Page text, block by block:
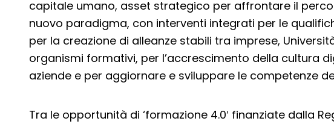
capitale umano, asset strategico per affrontare il
nuovo paradigma, con interventi integrati per le
per la creazione di alleanze stabili tra imprese,
organismi formativi, per l’accrescimento della cultura
aziende e per aggiornare e sviluppare le competenze
Tra le opportunità di ‘formazione 4.0′ finanziate dalla